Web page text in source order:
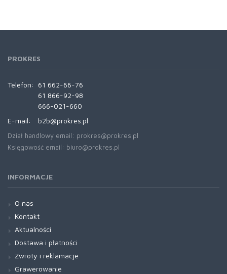
PROKRES
Telefon:
61 662-66-76
61 866-92-98
666-021-660
E-mail:
b2b@prokres.pl
Dział handlowy email: prokres@prokres.pl
Księgowość email: biuro@prokres.pl
INFORMACJE
O nas
Kontakt
Aktualności
Dostawa i płatności
Zwroty i reklamacje
Grawerowanie